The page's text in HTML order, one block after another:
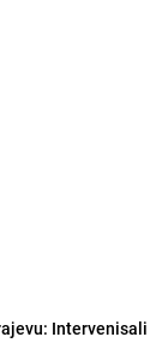
Intervenisali